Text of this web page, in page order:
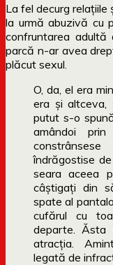
La fel decurg relațiile
la urmă abuzivă cu
confruntarea
parcă n-ar avea
plăcut sexul.
O, da, el era
era şi altceva,
putut s-o
amândoi
îndrăgostise
seara aceea
câştigaţi din
spate al
cufărul cu
departe. Ăsta
atracţia.
legată de